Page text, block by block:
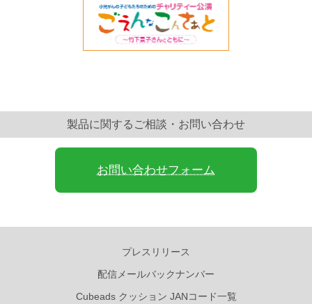
製品に関するご相談・お問い合わせ
お問い合わせフォーム
プレスリリース
配信メールバックナンバー
Cubeads クッション JANコード一覧